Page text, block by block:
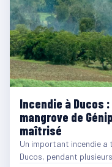
Incendie à Ducos
mangrove de
maîtrisé
Un important incendie a
Ducos, pendant